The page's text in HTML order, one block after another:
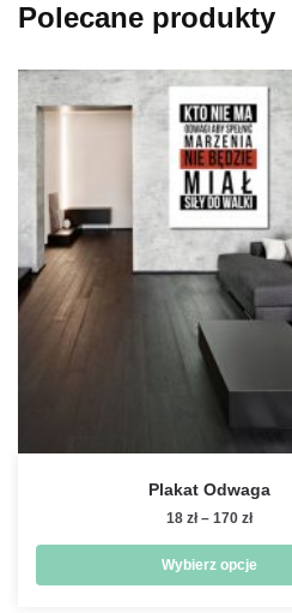
Polecane produkty
Plakat Odwaga
18 zł – 170 złZakres
od
18 zł
Wybierz opcje